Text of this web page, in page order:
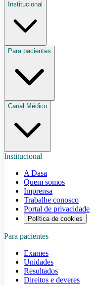
Institucional
Para pacientes
Canal Médico
Institucional
A Dasa
Quem somos
Imprensa
Trabalhe conosco
Portal de privacidade
Política de cookies
Para pacientes
Exames
Unidades
Resultados
Direitos e deveres